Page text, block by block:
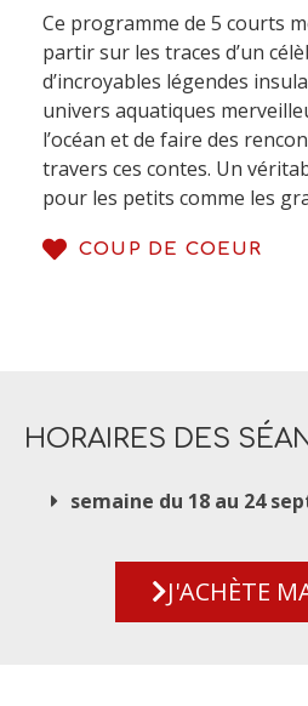
Ce programme de 5 courts
partir sur les traces d’un
d’incroyables légendes
univers aquatiques
l’océan et de faire des
travers ces contes. Un
pour les petits comme les
COUP DE COEUR
HORAIRES DES
semaine du 18 au 24
J'ACHÈTE